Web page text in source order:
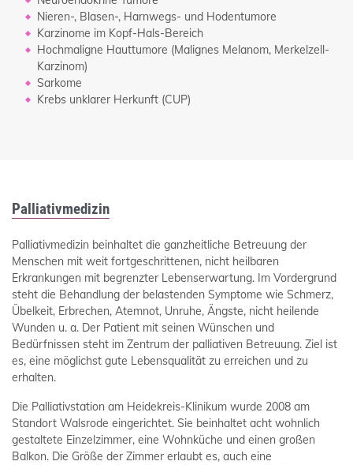
Nieren-, Blasen-, Harnwegs- und Hodentumore
Karzinome im Kopf-Hals-Bereich
Hochmaligne Hauttumore (Malignes Melanom, Merkelzell-
Karzinom)
Sarkome
Krebs unklarer Herkunft (CUP)
Palliativmedizin
Palliativmedizin beinhaltet die ganzheitliche Betreuung der
Menschen mit weit fortgeschrittenen, nicht heilbaren
Erkrankungen mit begrenzter Lebenserwartung. Im Vordergrund
steht die Behandlung der belastenden Symptome wie Schmerz,
Übelkeit, Erbrechen, Atemnot, Unruhe, Ängste, nicht heilende
Wunden u. a. Der Patient mit seinen Wünschen und
Bedürfnissen steht im Zentrum der palliativen Betreuung. Ziel ist
es, eine möglichst gute Lebensqualität zu erreichen und zu
erhalten.
Die Palliativstation am Heidekreis-Klinikum wurde 2008 am
Standort Walsrode eingerichtet. Sie beinhaltet acht wohnlich
gestaltete Einzelzimmer, eine Wohnküche und einen großen
Balkon. Die Größe der Zimmer erlaubt es, auch eine